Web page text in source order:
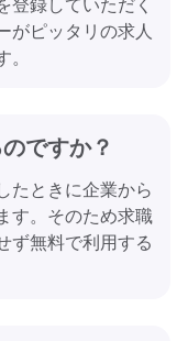
がピッタリの求人
ですか？
たときに企業から
す。そのため求職
ず無料で利用する